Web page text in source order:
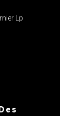
Lp